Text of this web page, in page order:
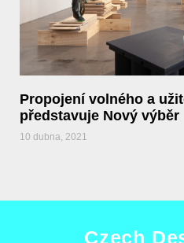
Propojení volného a
představuje Nový výběr
10 dubna, 2021
Czech